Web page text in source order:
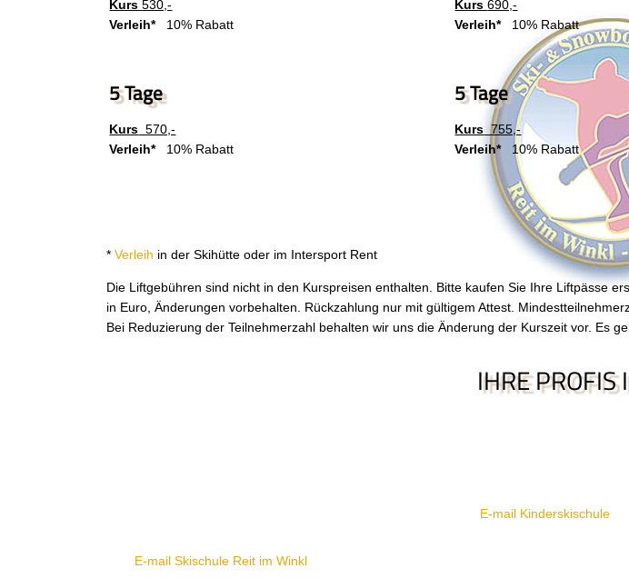
Kurs530,-
Verleih*
10% Rabatt
5 Tage
Kurs 570,-
Verleih*
10% Rabatt
Kurs690,-
Verleih*
10% Rabatt
5 Tage
Kurs 755,-
Verleih*
10% Rabatt
* Verleih in der Skihütte oder im Intersport Rent
Die Liftgebühren sind nicht in den Kurspreisen enthalten. Bitte kaufen Sie Ihre Liftpässe
in Euro, Änderungen vorbehalten. Rückzahlung nur mit gültigem Attest.
Bei Reduzierung der Teilnehmerzahl behalten wir uns die Änderung der Kurszeit vor. Es
IHRE PROFIS
E-mail Skischule Reit im Winkl
E-mail Kinderskischule